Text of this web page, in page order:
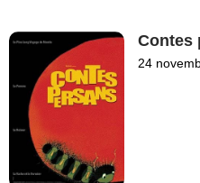
Contes
24